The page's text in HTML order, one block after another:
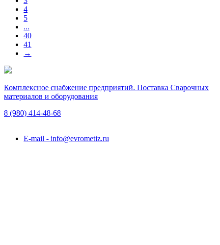
4
5
...
40
41
→
Комплексное снабжение предприятий. Поставка Сварочных
материалов и оборудования
8 (980) 414-48-68
E-mail - info@evrometiz.ru